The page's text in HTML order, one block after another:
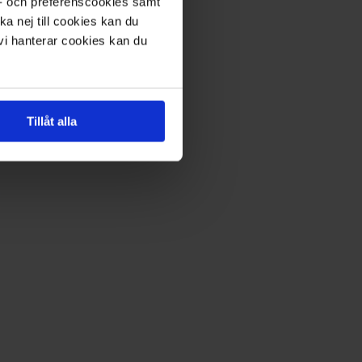
nej till cookies kan du
hanterar cookies kan du
Tillåt alla